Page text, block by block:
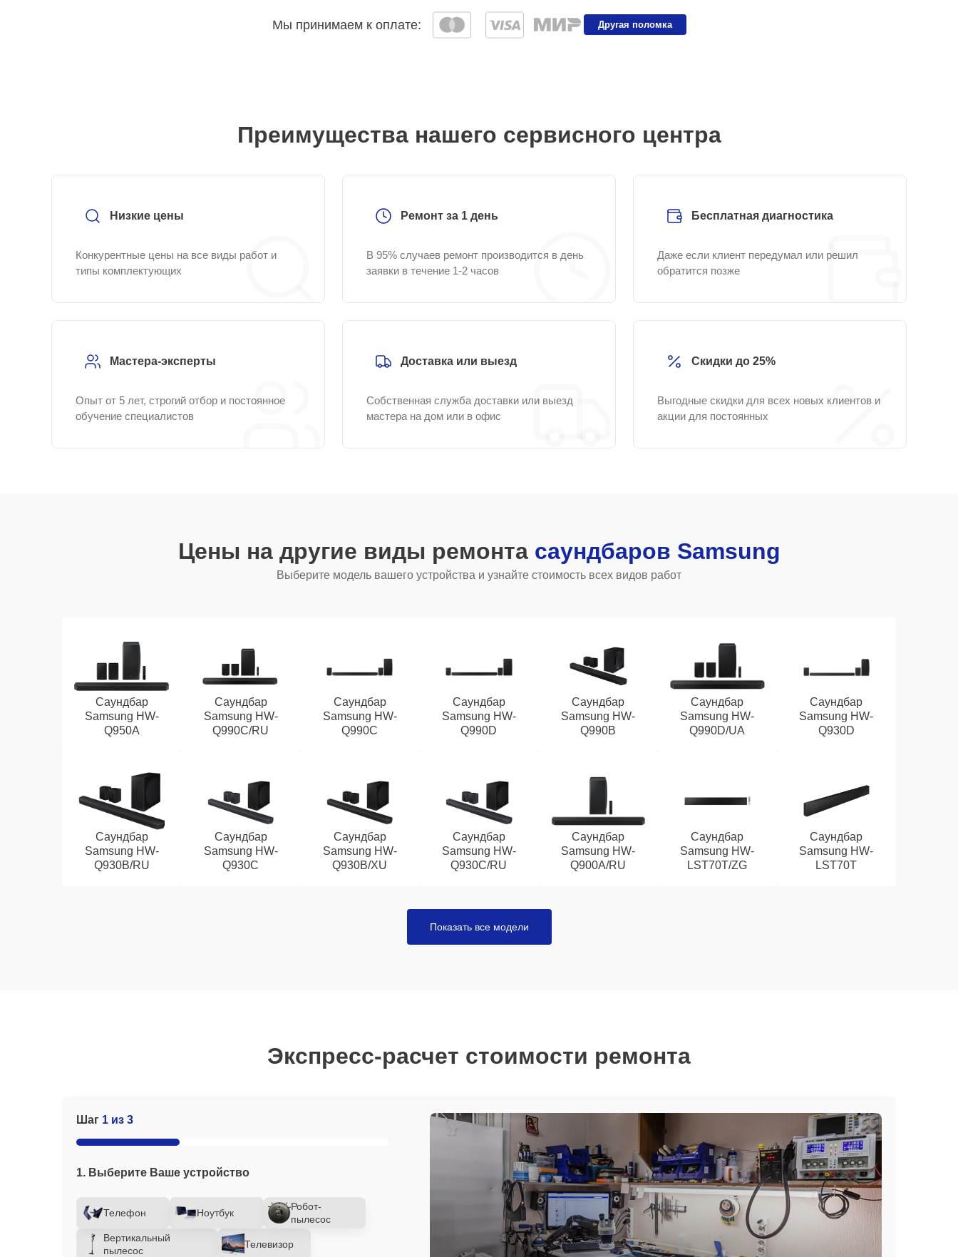
Мы принимаем к оплате: Другая поломка
Преимущества нашего сервисного центра
Низкие цены
Конкурентные цены на все виды работ и
типы комплектующих
Ремонт за 1 день
В 95% случаев ремонт производится в день
заявки в течение 1-2 часов
Бесплатная диагностика
Даже если клиент передумал или решил
обратится позже
Мастера-эксперты
Опыт от 5 лет, строгий отбор и постоянное
обучение специалистов
Доставка или выезд
Собственная служба доставки или выезд
мастера на дом или в офис
Скидки до 25%
Выгодные скидки для всех новых клиентов и
акции для постоянных
Цены на другие виды ремонта саундбаров Samsung
Выберите модель вашего устройства и узнайте стоимость всех видов работ
Саундбар
Samsung HW-
Q950A
Саундбар
Samsung HW-
Q990C/RU
Саундбар
Samsung HW-
Q990C
Саундбар
Samsung HW-
Q990D
Саундбар
Samsung HW-
Q990B
Саундбар
Samsung HW-
Q990D/UA
Саундбар
Samsung HW-
Q930D
Саундбар
Samsung HW-
Q930B/RU
Саундбар
Samsung HW-
Q930C
Саундбар
Samsung HW-
Q930B/XU
Саундбар
Samsung HW-
Q930C/RU
Саундбар
Samsung HW-
Q900A/RU
Саундбар
Samsung HW-
LST70T/ZG
Саундбар
Samsung HW-
LST70T
Показать все модели
Экспресс-расчет стоимости ремонта
Шаг 1 из 3
1. Выберите Ваше устройство
Телефон Ноутбук
Робот-
пылесос
Вертикальный
пылесос
Телевизор